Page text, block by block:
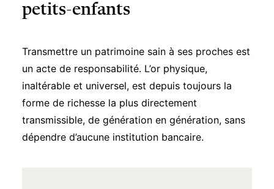
petits-enfants
Transmettre un patrimoine sain à ses proches est
un acte de responsabilité. L’or physique,
inaltérable et universel, est depuis toujours la
forme de richesse la plus directement
transmissible, de génération en génération, sans
dépendre d’aucune institution bancaire.